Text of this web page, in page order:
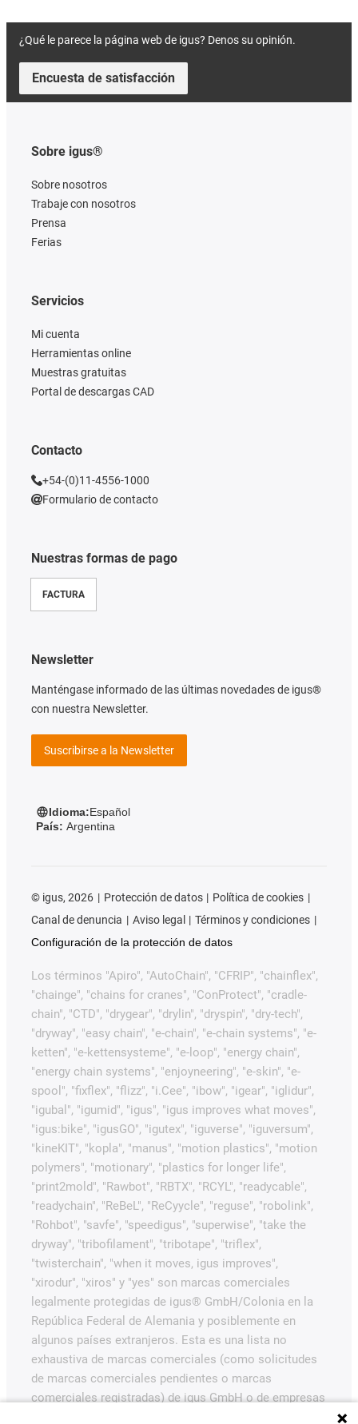
¿Qué le parece la página web de igus? Denos su opinión.
Encuesta de satisfacción
Sobre igus®
Sobre nosotros
Trabaje con nosotros
Prensa
Ferias
Nuestras formas de pago
FACTURA
Servicios
Mi cuenta
Herramientas online
Muestras gratuitas
Portal de descargas CAD
Contacto
+54-(0)11-4556-1000
Formulario de contacto
Newsletter
Manténgase informado de las últimas novedades de igus®
con nuestra Newsletter.
Suscribirse a la Newsletter
Idioma:Español
País: Argentina
© igus, 2026 Protección de datos
Política de cookies
Canal de denuncia
Aviso legal
Términos y condiciones
Configuración de la protección de datos
Los términos "Apiro", "AutoChain", "CFRIP", "chainflex",
"chainge", "chains for cranes", "ConProtect", "cradle-
chain", "CTD", "drygear", "drylin", "dryspin", "dry-tech",
"dryway", "easy chain", "e-chain", "e-chain systems", "e-
ketten", "e-kettensysteme", "e-loop", "energy chain",
"energy chain systems", "enjoyneering", "e-skin", "e-
spool", "fixflex", "flizz", "i.Cee", "ibow", "igear", "iglidur",
"igubal", "igumid", "igus", "igus improves what moves",
"igus:bike", "igusGO", "igutex", "iguverse", "iguversum",
"kineKIT", "kopla", "manus", "motion plastics", "motion
polymers", "motionary", "plastics for longer life",
"print2mold", "Rawbot", "RBTX", "RCYL", "readycable",
"readychain", "ReBeL", "ReCyycle", "reguse", "robolink",
"Rohbot", "savfe", "speedigus", "superwise", "take the
dryway", "tribofilament", "tribotape", "triflex",
"twisterchain", "when it moves, igus improves",
"xirodur", "xiros" y "yes" son marcas comerciales
legalmente protegidas de igus® GmbH/Colonia en la
República Federal de Alemania y posiblemente en
algunos países extranjeros. Esta es una lista no
exhaustiva de marcas comerciales (como solicitudes
de marcas comerciales pendientes o marcas
comerciales registradas) de igus GmbH o de empresas